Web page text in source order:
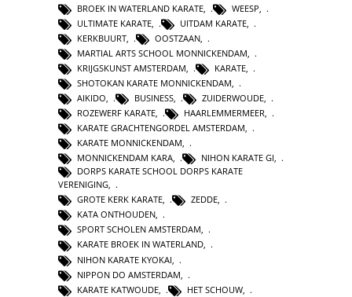
BROEK IN WATERLAND KARATE
WEESP
ULTIMATE KARATE
UITDAM KARATE
KERKBUURT
OOSTZAAN
MARTIAL ARTS SCHOOL MONNICKENDAM
KRIJGSKUNST AMSTERDAM
KARATE
SHOTOKAN KARATE MONNICKENDAM
AIKIDO
BUSINESS ZUIDERWOUDE
ROZEWERF KARATE
HAARLEMMERMEER
KARATE GRACHTENGORDEL AMSTERDAM,
KARATE MONNICKENDAM,
MONNICKENDAM KARA, NIHON KARATE GI,
DORPS KARATE SCHOOL DORPS KARATE
VERENIGING,
GROTE KERK KARATE, ZEDDE,
KATA ONTHOUDEN,
SPORT SCHOLEN AMSTERDAM,
KARATE BROEK IN WATERLAND,
NIHON KARATE KYOKAI
NIPPON DO AMSTERDAM
KARATE KATWOUDE
HET SCHOUW